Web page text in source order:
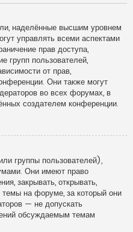
наделённые высшим уровнем
управлять всеми аспектами
прав доступа,
групп пользователей,
от прав,
Они также могут
во всех форумах, в
создателем конференции.
группы пользователей),
Они имеют право
закрывать, открывать,
на форуме, за который они
— не допускать
обсуждаемым темам